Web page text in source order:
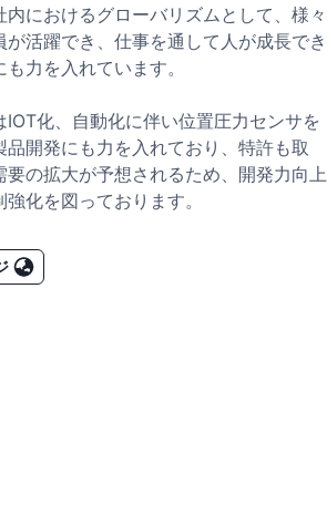
内におけるグローバリズムとして、様々
が活躍でき、仕事を通して人が成長でき
力を入れています。
IOT化、自動化に伴い位置圧力センサを
品開発にも力を入れており、特許も取
要の拡大が予想されるため、開発力向上
化を図っております。